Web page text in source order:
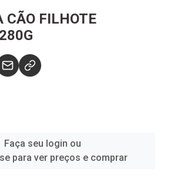
CÃO FILHOTE
Faça seu login ou
para ver preços e comprar